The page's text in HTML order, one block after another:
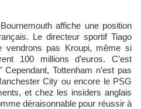
Le directeur sportif Tiago
vendrons pas Kroupi, même si
100 millions d’euros. C’est
Tottenham n’est pas
City ou encore le PSG
et chez les insiders anglais
déraisonnable pour réussir à